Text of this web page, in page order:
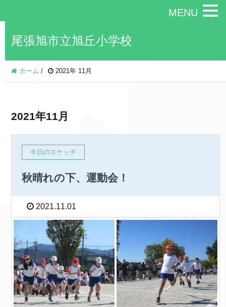
尾張旭市立旭丘小学校
ホーム / 2021年 11月
2021年11月
今日のスケッチ
秋晴れの下、運動会！
2021.11.01
MENU